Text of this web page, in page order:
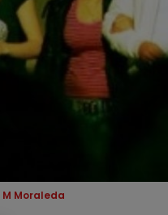
M Moraleda